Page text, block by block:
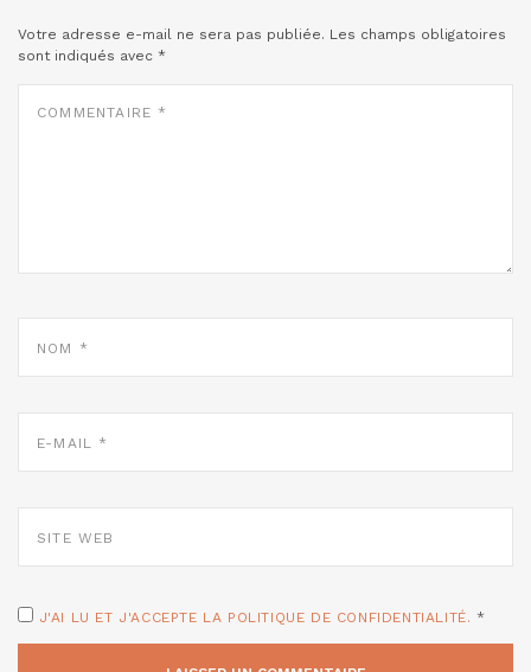
Votre adresse e-mail ne sera pas publiée. Les champs obligatoires
sont indiqués avec *
MAIL
WEB
J'AI LU ET J'ACCEPTE LA POLITIQUE DE CONFIDENTIALITÉ. *